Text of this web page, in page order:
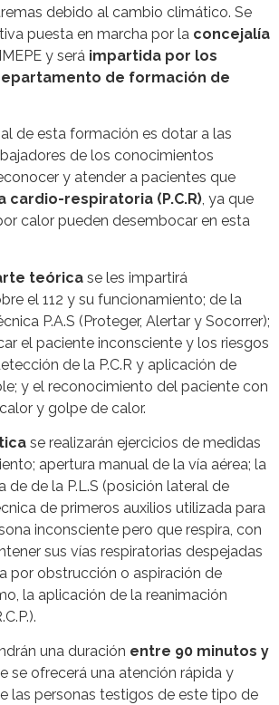
debido al cambio climático. Se
puesta en marcha por la concejalía
y será impartida por los
de formación de
de esta formación es dotar a las
de los conocimientos
y atender a pacientes que
cardio-respiratoria (P.C.R), ya que
calor pueden desembocar en esta
teórica se les impartirá
el 112 y su funcionamiento; de la
P.A.S (Proteger, Alertar y Socorrer);
el paciente inconsciente y los riesgos
de la P.C.R y aplicación de
y el reconocimiento del paciente con
y golpe de calor.
se realizarán ejercicios de medidas
apertura manual de la vía aérea; la
de de la P.L.S (posición lateral de
de primeros auxilios utilizada para
inconsciente pero que respira, con
sus vías respiratorias despejadas
por obstrucción o aspiración de
la aplicación de la reanimación
una duración entre 90 minutos y
se ofrecerá una atención rápida y
las personas testigos de este tipo de